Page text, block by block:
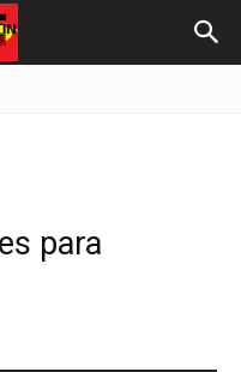
para